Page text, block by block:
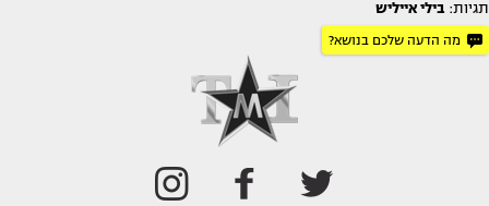
תגיות: בילי אייליש
מה הדעה שלכם בנושא?